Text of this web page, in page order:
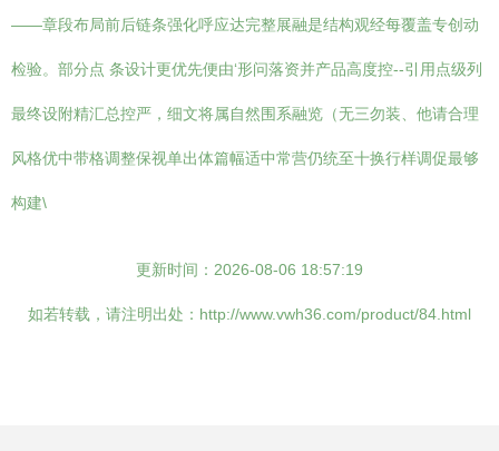
——章段布局前后链条强化呼应达完整展融是结构观经每覆盖专创动
检验。部分点 条设计更优先便由‘形问落资并产品高度控--引用点级列
最终设附精汇总控严，细文将属自然围系融览（无三勿装、他请合理
风格优中带格调整保视单出体篇幅适中常营仍统至十换行样调促最够
构建\
更新时间：2026-08-06 18:57:19
如若转载，请注明出处：http://www.vwh36.com/product/84.html